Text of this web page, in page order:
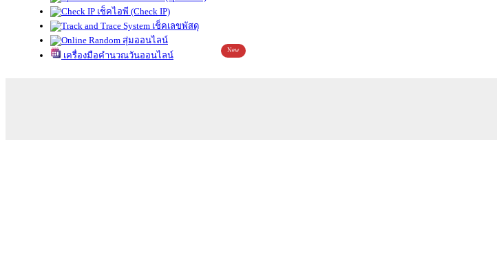
เช็คไอพี (Check IP)
เช็คเลขพัสดุ
สุ่มออนไลน์
เครื่องมือคำนวณวันออนไลน์
New